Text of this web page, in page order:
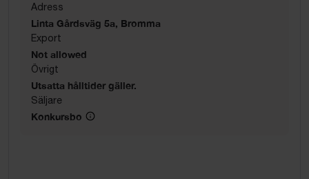
Adress
Linta Gårdsväg 5a, Bromma
Export
Not allowed
Övrigt
Utsatta hålltider gäller.
Säljare
Konkursbo